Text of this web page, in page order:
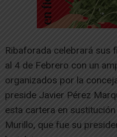
Ribaforada celebrará sus
al 4 de Febrero con un
organizados por la
preside Javier Pérez
esta cartera en sustitución
Murillo, que fue su